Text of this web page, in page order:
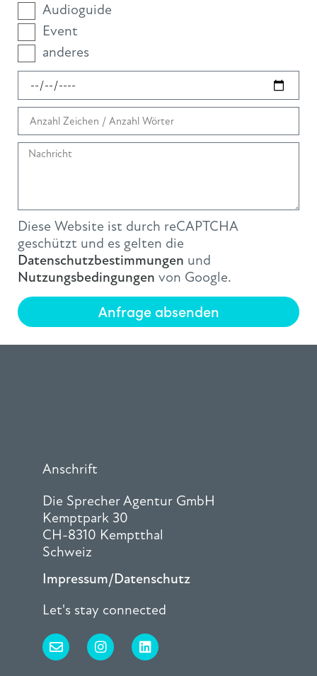
Audioguide
Event
anderes
Diese Website ist durch reCAPTCHA
geschützt und es gelten die
Datenschutzbestimmungen und
Nutzungsbedingungen von Google.
Anfrage absenden
Anschrift
Die Sprecher Agentur GmbH
Kemptpark 30
CH-8310 Kemptthal
Schweiz
Impressum/Datenschutz
Let's stay connected